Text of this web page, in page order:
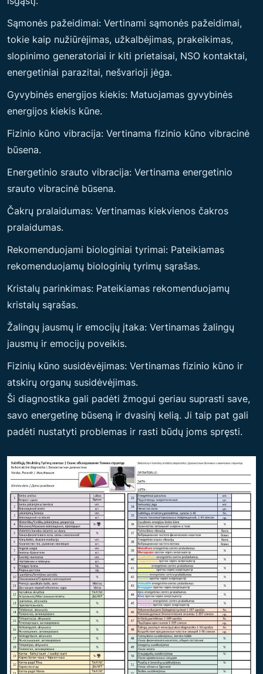
Sąmonės pažeidimai: Vertinami sąmonės pažeidimai,
tokie kaip nužiūrėjimas, užkalbėjimas, prakeikimas,
slopinimo generatoriai ir kiti prietaisai, NSO kontaktai,
energetiniai parazitai, nešvarioji jėga.
Gyvybinės energijos kiekis: Matuojamas gyvybinės
energijos kiekis kūne.
Fizinio kūno vibracija: Vertinama fizinio kūno vibracinė
būsena.
Energetinio srauto vibracija: Vertinama energetinio
srauto vibracinė būsena.
Čakrų pralaidumas: Vertinamas kiekvienos čakros
pralaidumas.
Rekomenduojami biologiniai tyrimai: Pateikiamas
rekomenduojamų biologinių tyrimų sąrašas.
Kristalų parinkimas: Pateikiamas rekomenduojamų
kristalų sąrašas.
Žalingų jausmų ir emocijų įtaka: Vertinamas žalingų
jausmų ir emocijų poveikis.
Fizinių kūno susidėvėjimas: Vertinamas fizinio kūno ir
atskirų organų susidėvėjimas.
Ši diagnostika gali padėti žmogui geriau suprasti save,
savo energetinę būseną ir dvasinį kelią. Ji taip pat gali
padėti nustatyti problemas ir rasti būdų joms spręsti.